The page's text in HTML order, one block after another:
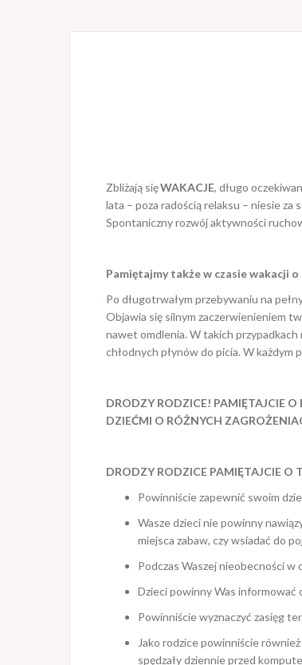
Zbliżają sięWAKACJE, długo
lata – poza radością relaksu – niesie za
Spontaniczny rozwój aktywności
Pamiętajmy także w czasie wakacji
Po długotrwałym przebywaniu na
Objawia się silnym zaczerwienieniem
nawet omdlenia. W takich przypadkach
chłodnych płynów do picia. W każdym
DRODZY RODZICE! PAMIĘTAJCIE
DZIEĆMI O RÓŻNYCH
DRODZY RODZICE PAMIĘTAJCIE O
Powinniście zapewnić swoim
Wasze dzieci nie powinny
miejsca zabaw, czy wsiadać do
Podczas Waszej nieobecności w
Dzieci powinny Was informować
Powinniście wyznaczyć zasięg
Jako rodzice powinniście
spędzały dziennie przed